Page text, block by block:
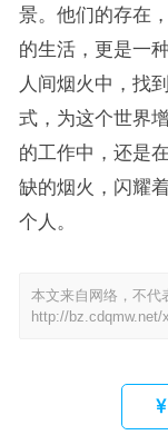
景。他们的存在
的生活，更是一
人间烟火中，找
式，为这个世界
的工作中，还是
缺的烟火，闪耀
个人。
本文来自网络，不代
http://bz.cdqmw.net/